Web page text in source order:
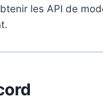
les API de